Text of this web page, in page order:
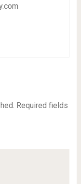
Required fields